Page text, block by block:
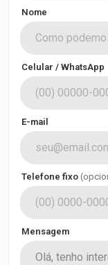
Nome
Celular / WhatsApp
E-mail
Telefone fixo
Mensagem